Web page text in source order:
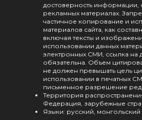
достоверность информации,
рекламных материалах.
частичное копирование и
материалов сайта, как
включая тексты и
использовании данных
электронных СМИ, ссылка на
обязательна. Объем
не должен превышать цель
использовании в печатных
письменное разрешение
Территория
Федерация, зарубежные
Языки: русский, монгольский